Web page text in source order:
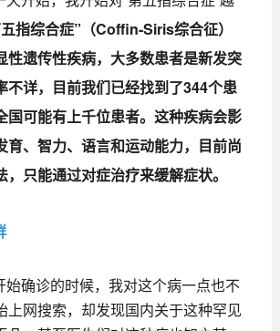
指综合症”（Coffin-Siris综合征）
性遗传性疾病，大多数患者是新发突
不详，目前我们已经找到了344个患
国可能有上千位患者。这种疾病会影
育、智力、语言和运动能力，目前尚
只能通过对症治疗来缓解症状。
始确诊的时候，我对这个病一点也不
上网搜索，却发现国内关于这种罕见